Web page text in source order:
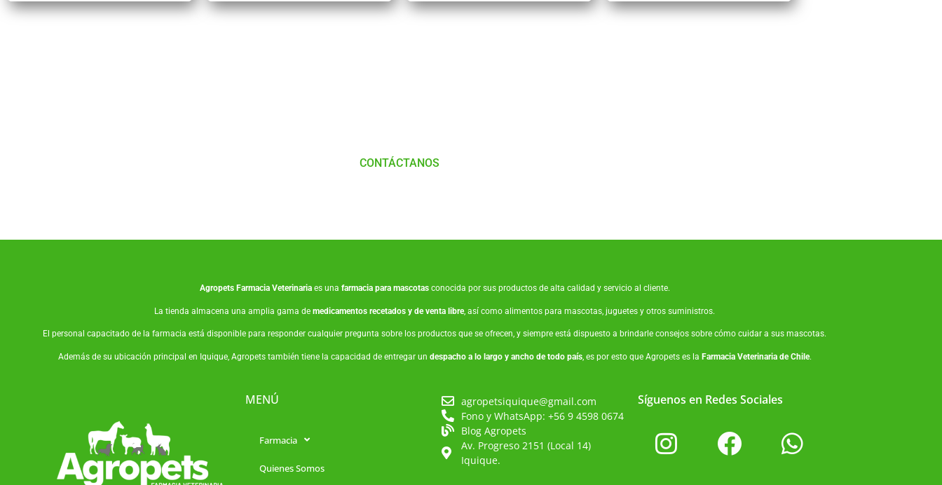
CONTÁCTANOS
Agropets Farmacia Veterinariaes una farmacia para mascotasconocida por sus productos de alta calidad y servicio al cliente.
La tienda almacena una amplia gama de medicamentos recetados y de venta libre, así como alimentos para mascotas juguetes y otros suministros.
El personal capacitado de la farmacia está disponible para responder cualquier pregunta sobre los productos que se ofrecen, y siempre está dispuesto a brindarle consejos sobre cómo cuidar a sus mascotas.
Además de su ubicación principal en Iquique, Agropets también tiene la capacidad de entregar un despacho a lo largo y ancho de todo país, es por esto que Agropets es la Farmacia Veterinaria de Chile.
MENÚ
Farmacia
Quienes Somos
agropetsiquique@gmail.com
Fono y WhatsApp: +56 9 4598 0674
Blog Agropets
Av. Progreso 2151 (Local 14)
Iquique.
Síguenos en Redes Sociales